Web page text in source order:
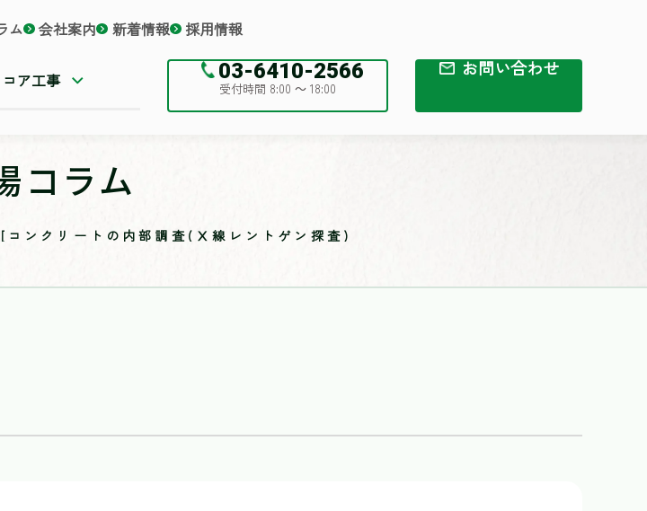
ム 会社案内 新着情報 採用情報
コア工事 03-6410-2566
受付時間 8:00 ～ 18:00
お問い合わせ
コラム
コンクリートの内部調査(Ⅹ線レントゲン探査)